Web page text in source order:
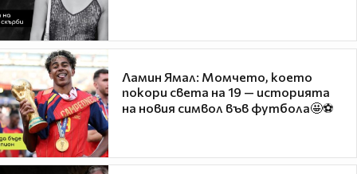
Ламин Ямал: Момчето, което
покори света на 19 — историята
на новия символ във футбола🤩⚽